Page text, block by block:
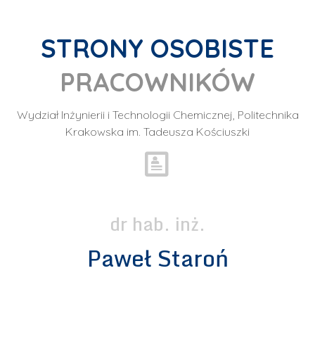
STRONY OSOBISTE
PRACOWNIKÓW
Wydział Inżynierii i Technologii Chemicznej, Politechnika
Krakowska im. Tadeusza Kościuszki
dr hab. inż.
Paweł Staroń